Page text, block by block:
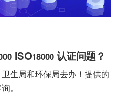
ISO18000认证问题？
生局和环保局去办！提供的
。